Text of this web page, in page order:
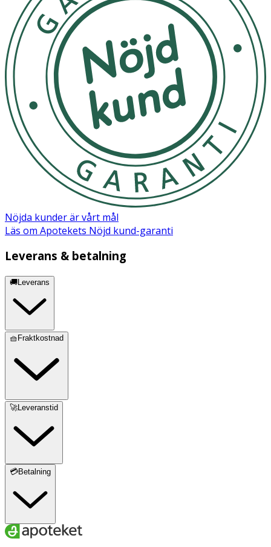
Nöjda kunder är vårt mål
Läs om Apotekets Nöjd kund-garanti
Leverans & betalning
🚚Leverans
🧺Fraktkostnad
🚀Leveranstid
💳Betalning